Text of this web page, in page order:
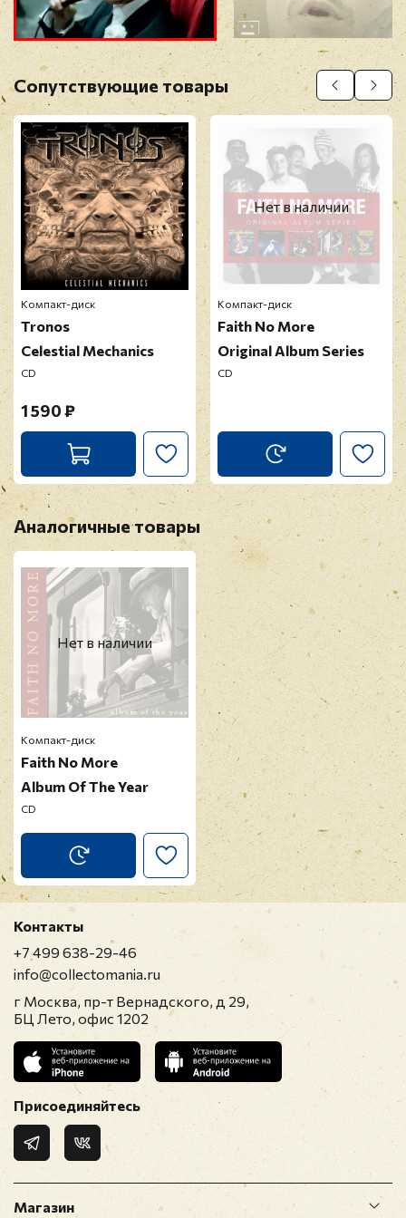
Прикрепить фото
Оставить отзыв
Перед публикацией отзывы проходят
модерацию
Сопутствующие товары
Компакт-диск
Tronos
Celestial Mechanics
CD
1 590 ₽
Нет в наличии
Компакт-диск
Faith No More
Original Album Series
CD
Аналогичные товары
Нет в наличии
Компакт-диск
Faith No More
Album Of The Year
CD
Магазин
Контакты
+7 499 638-29-46
info@collectomania.ru
г Москва, пр-т Вернадского, д 29,
БЦ Лето, офис 1202
Присоединяйтесь